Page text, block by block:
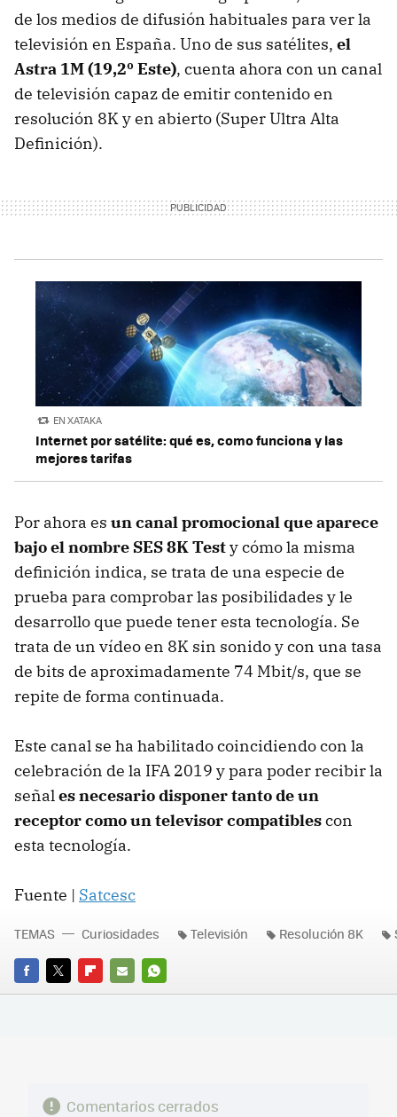
de los medios de difusión habituales para ver la
televisión en España. Uno de sus satélites, el
Astra 1M (19,2º Este), cuenta ahora con un canal
de televisión capaz de emitir contenido en
resolución 8K y en abierto (Super Ultra Alta
Definición).
EN XATAKA
Internet por satélite: qué es, como funciona y las
mejores tarifas
Por ahora es un canal promocional que aparece
bajo el nombre SES 8K Testy cómo la misma
definición indica, se trata de una especie de
prueba para comprobar las posibilidades y le
desarrollo que puede tener esta tecnología. Se
trata de un vídeo en 8K sin sonido y con una tasa
de bits de aproximadamente 74 Mbit/s, que se
repite de forma continuada.
Este canal se ha habilitado coincidiendo con la
celebración de la IFA 2019 y para poder recibir la
señales necesario disponer tanto de un
receptor como un televisor compatiblescon
esta tecnología.
Fuente | Satcesc
FACEBOOK
TWITTERFLIPBOARD
E-
WHATSAPP
TEMAS Curiosidades Televisión Resolución 8K
Comentarios cerrados